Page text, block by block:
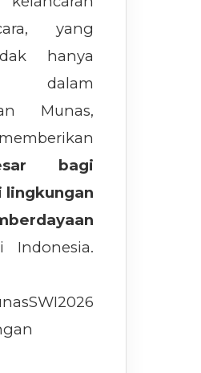
yang
hanya
Munas,
bagi
lingkungan
Indonesia.